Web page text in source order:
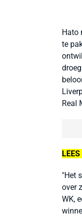
Hato
te
Real
"Het
over
WK,